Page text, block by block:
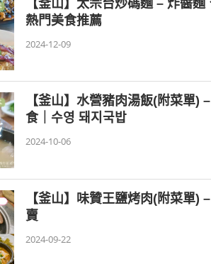
【釜山】太宗台炒碼麵 – 炸醬
熱門美食推薦
2024-12-09
【釜山】水營豬肉湯飯(附菜單)
食｜수영 돼지국밥
2024-10-06
【釜山】味贊王鹽烤肉(附菜單)
賣
2024-09-22